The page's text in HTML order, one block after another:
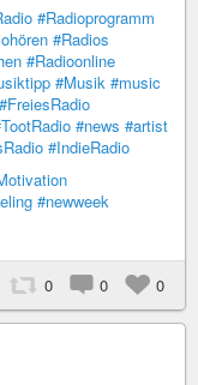
#Radioprogramm
#Radios
#Radioonline
#Musik #music
#FreiesRadio
#news #artist
#IndieRadio
#newweek
0 0 0